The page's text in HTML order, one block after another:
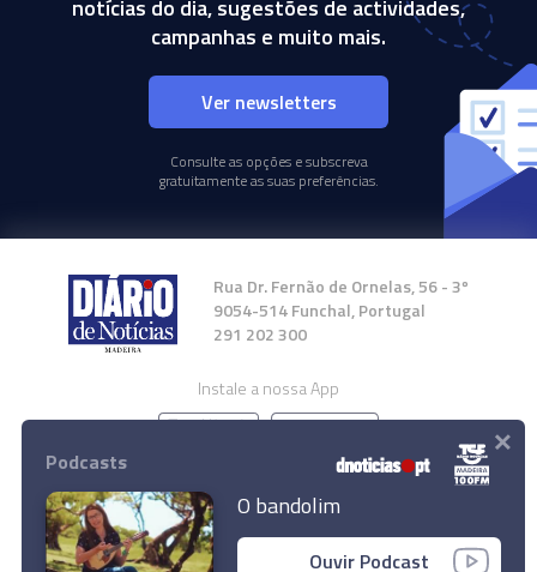
notícias do dia, sugestões de actividades,
campanhas e muito mais.
Ver newsletters
Consulte as opções e subscreva
gratuitamente as suas preferências.
Rua Dr. Fernão de Ornelas, 56 - 3º
9054-514 Funchal, Portugal
291 202 300
Instale a nossa App
© 2024 Empresa Diário de Notícias, Lda.
Podcasts
O bandolim
Ouvir Podcast
×